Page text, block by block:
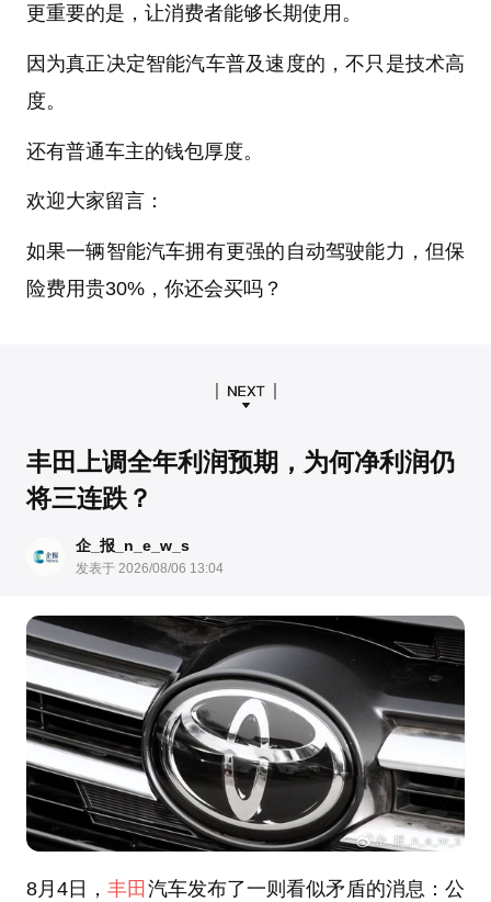
更重要的是，让消费者能够长期使用。
因为真正决定智能汽车普及速度的，不只是技术高
度。
还有普通车主的钱包厚度。
欢迎大家留言：
如果一辆智能汽车拥有更强的自动驾驶能力，但保
险费用贵30%，你还会买吗？
丰田上调全年利润预期，为何净利润仍
将三连跌？
企_报_n_e_w_s
发表于 2026/08/06 13:04
8月4日，丰田 汽车发布了一则看似矛盾的消息：公